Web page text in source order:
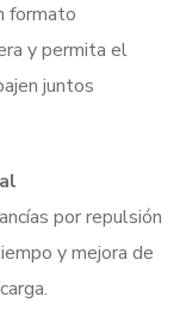
formato
y permita el
juntos
por repulsión
y mejora de